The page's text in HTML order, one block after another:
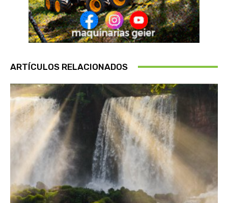
ARTÍCULOS RELACIONADOS